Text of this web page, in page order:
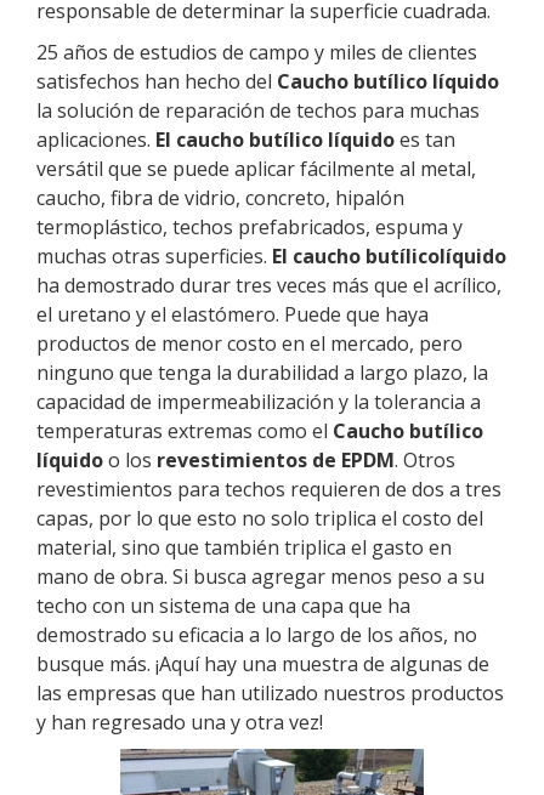
responsable de determinar la superficie cuadrada.
25 años de estudios de campo y miles de clientes
satisfechos han hecho del Caucho butílico líquido
la solución de reparación de techos para muchas
aplicaciones. El caucho butílico líquidoes tan
versátil que se puede aplicar fácilmente al metal,
caucho, fibra de vidrio, concreto, hipalón
termoplástico, techos prefabricados, espuma y
muchas otras superficies. El caucho butílicolíquido
ha demostrado durar tres veces más que el acrílico,
el uretano y el elastómero. Puede que haya
productos de menor costo en el mercado, pero
ninguno que tenga la durabilidad a largo plazo, la
capacidad de impermeabilización y la tolerancia a
temperaturas extremas como el Caucho butílico
líquidoo los revestimientos de EPDM. Otros
revestimientos para techos requieren de dos a tres
capas, por lo que esto no solo triplica el costo del
material, sino que también triplica el gasto en
mano de obra. Si busca agregar menos peso a su
techo con un sistema de una capa que ha
demostrado su eficacia a lo largo de los años, no
busque más. ¡Aquí hay una muestra de algunas de
las empresas que han utilizado nuestros productos
y han regresado una y otra vez!